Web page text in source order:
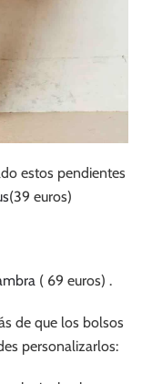
estos pendientes
(39 euros)
( 69 euros) .
de que los bolsos
personalizarlos: